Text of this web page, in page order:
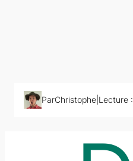
ParChristophe Lecture :